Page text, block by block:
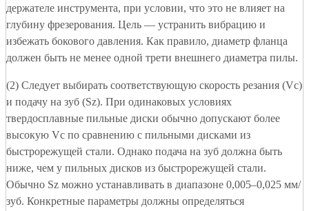
держателе инструмента, при условии, что это не влияет на
глубину фрезерования. Цель — устранить вибрацию и
избежать бокового давления. Как правило, диаметр фланца
должен быть не менее одной трети внешнего диаметра пилы.
(2) Следует выбирать соответствующую скорость резания (Vc)
и подачу на зуб (Sz). При одинаковых условиях
твердосплавные пильные диски обычно допускают более
высокую Vc по сравнению с пильными дисками из
быстрорежущей стали. Однако подача на зуб должна быть
ниже, чем у пильных дисков из быстрорежущей стали.
Обычно Sz можно устанавливать в диапазоне 0,005–0,025 мм/
зуб. Конкретные параметры должны определяться